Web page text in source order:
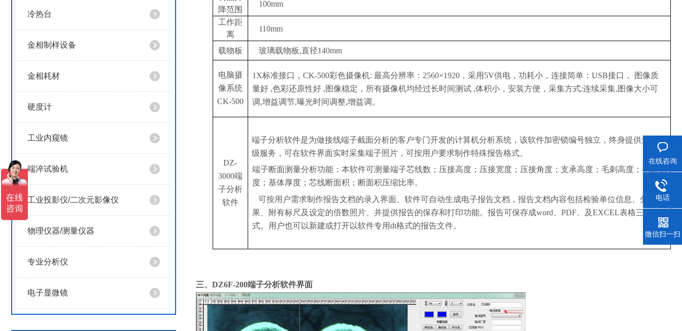
冷热台
金相制样设备
金相耗材
硬度计
工业内窥镜
端淬试验机
工业投影仪/二次元影像仪
物理仪器/测量仪器
专业分析仪
电子显微镜
降范围
100mm
工作距
离
110mm
载物板 玻璃载物板,直径140mm
电脑摄
像系统
CK-500
1X标准接口， CK-500彩色摄像机: 最高分辨率：2560×1920，采用5V供电，功耗小，连接简单：USB接口，
图像质
量好 ,色彩还原性好 ,图像稳定，所有摄像机均经过长时间测试 ,体积小，安装方便，采集方式:连续采集,图像大小可
调,增益调节,曝光时间调整,增益调。
DZ-
3000端
子分析
软件
端子分析软件是为做接线端子截面分析的客户专门开发的计算机分析系统，该软件加密锁编号独立，终身提供免费升
级服务，可在软件界面实时采集端子照片，可按用户要求制作特殊报告格式。
端子断面测量分析功能：本软件可测量端子芯线数；压接高度；压接宽度；压接角度；支承高度；毛刺高度；毛刺宽
度；基体厚度；芯线断面积；断面积压缩比率。
可按用户需求制作报告文档的录入界面、软件可自动生成电子报告文档，报告文档内容包括检验单位信息、分析结
果、附有标尺及设定的倍数照片、并提供报告的保存和打印功能。报告可保存成word、PDF、及EXCEL表格三种格
式。用户也可以新建或打开以软件专用dt格式的报告文件。
三、DZ6F-200端子分析软件界面
在线咨询
电话
微信扫一扫